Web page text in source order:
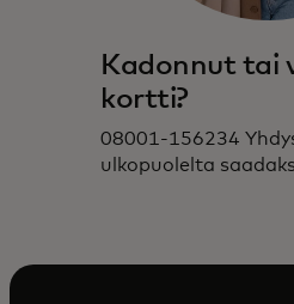
Kadonnut tai
kortti?
08001-156234
ulkopuolelta